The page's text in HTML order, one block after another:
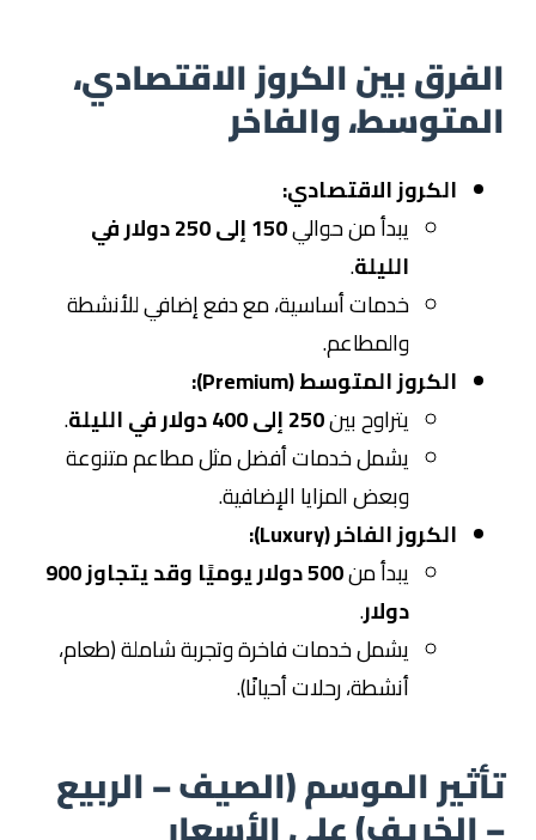
الفرق بين الكروز الاقتصادي،
المتوسط، والفاخر
الكروز الاقتصادي:
يبدأ من حوالي
150 إلى 250 دولار في
الليلة.
خدمات أساسية، مع دفع إضافي للأنشطة
والمطاعم.
الكروز المتوسط (Premium):
يتراوح بين250 إلى 400 دولار في الليلة
.
يشمل خدمات أفضل مثل مطاعم متنوعة
وبعض المزايا الإضافية.
الكروز الفاخر (Luxury):
يبدأ من
500 دولار يوميًا وقد يتجاوز 900
دولار.
يشمل خدمات فاخرة وتجربة شاملة (طعام،
أنشطة، رحلات أحيانًا).
تأثير الموسم (الصيف – الربيع